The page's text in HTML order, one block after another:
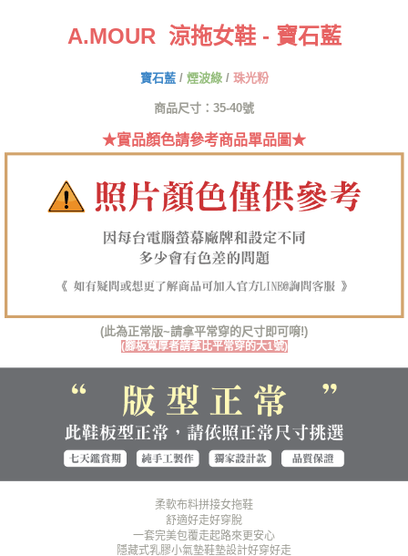
ATM／網路銀行／等多元方式進行付款，方視為交易完成。
※ 請注意：結帳手續完成當下不需立刻繳費，但若您需要取消訂單，請聯絡
是否繳費成功／繳費後需取消欲退款等相關疑問，請聯繫「AFTEE先享後付
【注意事項】
易，需依本服務之必要範圍內提供個人資料，並將交易相關給付款項請求債
權轉讓予恩沛科技股份有限公司。
https://aftee.tw/terms/#terms3
３．未成年的使用者請事先徵得法定代理人或監護人之同意方可使用
時審查核予不同之上限額度；若仍有額度不足之情形，本公司將視審查結果
請求用戶進行身份認證。
５．嚴禁一人註冊多個帳號或使用他人資訊註冊。若發現惡意使用之情形，
恩沛科技股份有限公司將有權停止該用戶之使用額度並採取法律行動。
7-11取貨付款
每筆NT$60，滿NT$1,380(含以上)免運費
郵局(離島專用)
每筆NT$125，滿NT$1,380(含以上)免運費
海外宅配（貨到付運費）
A.MOUR 涼拖女鞋 - 寶石藍
寶石藍/ 煙波綠/ 珠光粉
商品尺寸：35-40號
★實品顏色請參考商品單品圖★
(此為正常版~請拿平常穿的尺寸即可唷!)
(腳板寬厚者請拿比平常穿的大1號)
柔軟布料拼接女拖鞋
舒適好走好穿脫
一套完美包覆走起路來更安心
隱藏式乳膠小氣墊鞋墊設計好穿好走